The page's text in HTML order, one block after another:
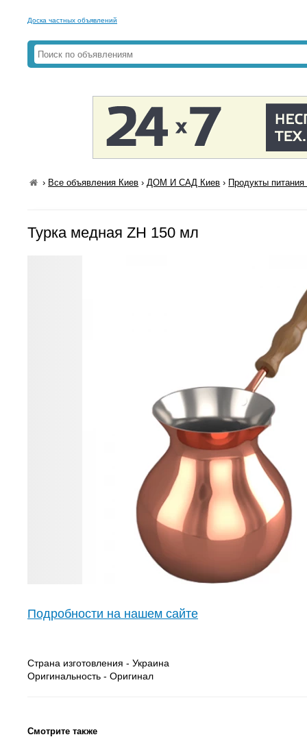
Доска частных объявлений
› Все объявления Киев ›ДОМ И САД Киев › Продукты
Турка медная ZH 150 мл
Подробности на нашем сайте
Страна изготовления - Украина
Оригинальность - Оригинал
Смотрите также